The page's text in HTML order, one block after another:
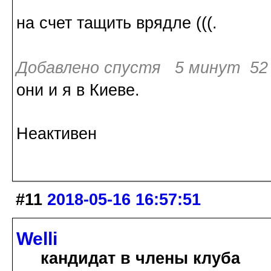
на счет тащить врядле (((.
Добавлено спустя 5 минут 52
они и я в Киеве.
Неактивен
#11 2018-05-16 16:57:51
Welli
кандидат в члены клуба